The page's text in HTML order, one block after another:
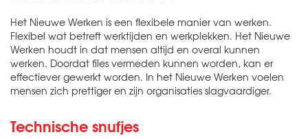
Het Nieuwe Werken is een flexibele manier van werken.
Flexibel wat betreft werktijden en werkplekken. Het Nieuwe
Werken houdt in dat mensen altijd en overal kunnen
werken. Doordat files vermeden kunnen worden, kan er
effectiever gewerkt worden. In het Nieuwe Werken voelen
mensen zich prettiger en zijn organisaties slagvaardiger.
Technische snufjes